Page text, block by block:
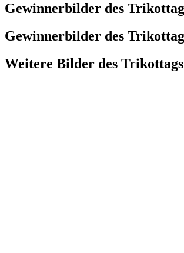
Gewin­ner­bil­der des
Gewin­ner­bil­der des
Weitere Bilder des